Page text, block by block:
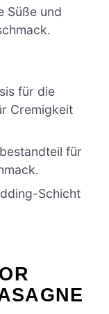
Süße und
für die
Cremigkeit
für
Schicht